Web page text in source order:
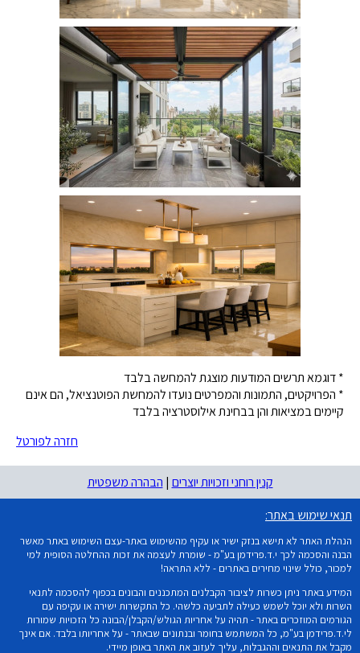
* דוגמא תרשים המודעות מוצגת להמחשה בלבד
* הפרויקטים, התמונות והמפרטים נועדו להמחשת הפוטנציאל, הם אינם
קיימים במציאות והן בבחינת אילוסטרציה בלבד
חזרה לפורטל
קנין רוחני וזכויות יוצרים | הבהרה משפטית
תנאי שימוש באתר:
הנהלת האתר לא תישא בנזק ישיר או עקיף מהשימוש באתר-עצם השימוש באתר מאשר
הבנה והסכמה לכך י.ד.פרידמן בע"מ - שומרת לעצמה את זכות ההחלטה הסופית למי
למכור, כולל שינוי מחירים באתרים - ללא התראה!
המידע באתר ניתן כשרות לציבור הקבלנים המתכננים והבונים בכפוף להסכמה לתנאי
השרות ולא יוכל לשמש כעילה לתביעה כלשהי. כל התקשרות ישירה או עקיפה עם
הגורמים המוזכרים באתר - תהיה על אחריות הגולש/הקבלן/הבונה כל הזכויות שמורות
לי.ד.פרידמן בע"מ, כל המשתמש בחומר ובנתונים שבאתר - על אחריותו בלבד. אם אינך
מקבל את התנאים וההגבלות, עליך לעזוב את האתר באופן מיידי.